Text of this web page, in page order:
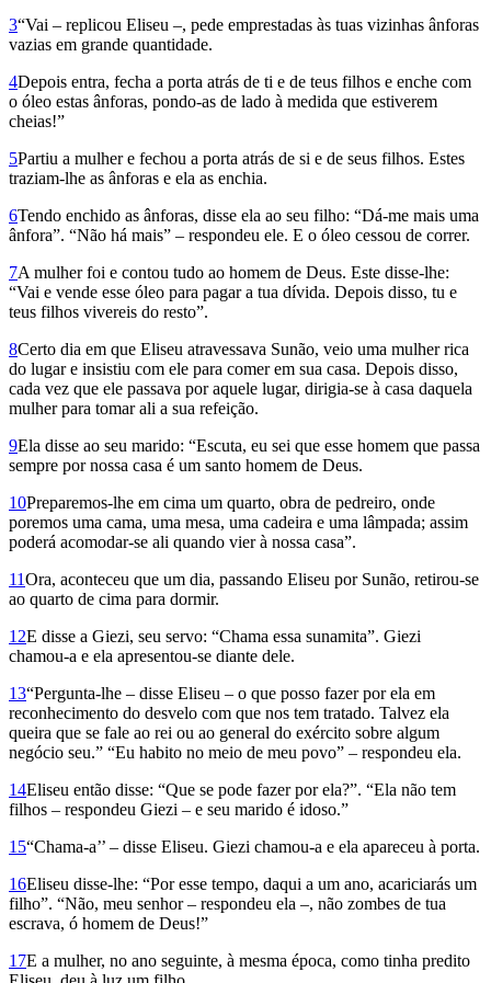
3“Vai – replicou Eliseu –, pede emprestadas às tuas vizinhas ânforas
vazias em grande quantidade.
4Depois entra, fecha a porta atrás de ti e de teus filhos e enche com
o óleo estas ânforas, pondo-as de lado à medida que estiverem
cheias!”
5Partiu a mulher e fechou a porta atrás de si e de seus filhos. Estes
traziam-lhe as ânforas e ela as enchia.
6Tendo enchido as ânforas, disse ela ao seu filho: “Dá-me mais uma
ânfora”. “Não há mais” – respondeu ele. E o óleo cessou de correr.
7A mulher foi e contou tudo ao homem de Deus. Este disse-lhe:
“Vai e vende esse óleo para pagar a tua dívida. Depois disso, tu e
teus filhos vivereis do resto”.
8Certo dia em que Eliseu atravessava Sunão, veio uma mulher rica
do lugar e insistiu com ele para comer em sua casa. Depois disso,
cada vez que ele passava por aquele lugar, dirigia-se à casa daquela
mulher para tomar ali a sua refeição.
9Ela disse ao seu marido: “Escuta, eu sei que esse homem que passa
sempre por nossa casa é um santo homem de Deus.
10Preparemos-lhe em cima um quarto, obra de pedreiro, onde
poremos uma cama, uma mesa, uma cadeira e uma lâmpada; assim
poderá acomodar-se ali quando vier à nossa casa”.
11Ora, aconteceu que um dia, passando Eliseu por Sunão, retirou-se
ao quarto de cima para dormir.
12E disse a Giezi, seu servo: “Chama essa sunamita”. Giezi
chamou-a e ela apresentou-se diante dele.
13“Pergunta-lhe – disse Eliseu – o que posso fazer por ela em
reconhecimento do desvelo com que nos tem tratado. Talvez ela
queira que se fale ao rei ou ao general do exército sobre algum
negócio seu.” “Eu habito no meio de meu povo” – respondeu ela.
14Eliseu então disse: “Que se pode fazer por ela?”. “Ela não tem
filhos – respondeu Giezi – e seu marido é idoso.”
15“Chama-a’’ – disse Eliseu. Giezi chamou-a e ela apareceu à porta.
16Eliseu disse-lhe: “Por esse tempo, daqui a um ano, acariciarás um
filho”. “Não, meu senhor – respondeu ela –, não zombes de tua
escrava, ó homem de Deus!”
17E a mulher, no ano seguinte, à mesma época, como tinha predito